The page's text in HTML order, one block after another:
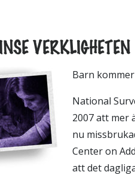
VERKLIGHETEN
Barn
National
2007 att mer
nu
Center on
att det